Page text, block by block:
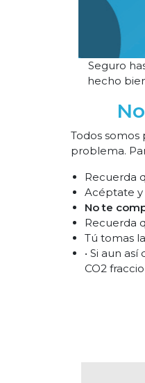
Seguro
hecho
Todos
problema.
Recuerda
Acéptate y
No te
Recuerda
Tú tomas
• Si aun
CO2